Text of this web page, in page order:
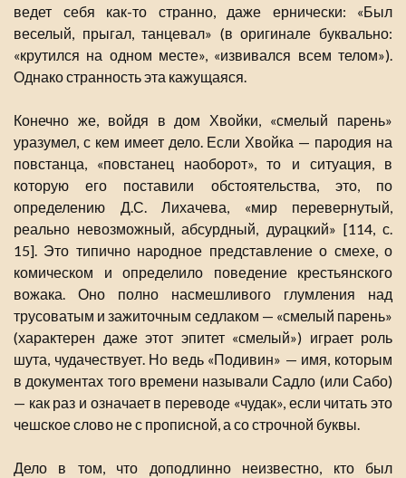
ведет себя как-то странно, даже ернически: «Был
веселый, прыгал, танцевал» (в оригинале буквально:
«крутился на одном месте», «извивался всем телом»).
Однако странность эта кажущаяся.
Конечно же, войдя в дом Хвойки, «смелый парень»
уразумел, с кем имеет дело. Если Хвойка — пародия на
повстанца, «повстанец наоборот», то и ситуация, в
которую его поставили обстоятельства, это, по
определению Д.С. Лихачева, «мир перевернутый,
реально невозможный, абсурдный, дурацкий» [114, с.
15]. Это типично народное представление о смехе, о
комическом и определило поведение крестьянского
вожака. Оно полно насмешливого глумления над
трусоватым и зажиточным седлаком — «смелый парень»
(характерен даже этот эпитет «смелый») играет роль
шута, чудачествует. Но ведь «Подивин» — имя, которым
в документах того времени называли Садло (или Сабо)
— как раз и означает в переводе «чудак», если читать это
чешское слово не с прописной, а со строчной буквы.
Дело в том, что доподлинно неизвестно, кто был